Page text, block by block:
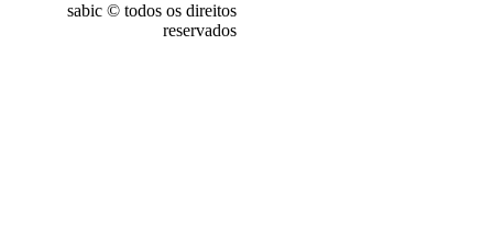
sabic © todos os direitos
reservados